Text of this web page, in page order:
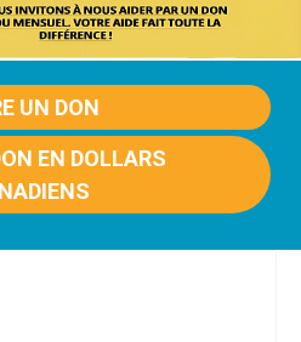
UN DON
EN DOLLARS